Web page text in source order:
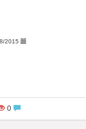
2015
0